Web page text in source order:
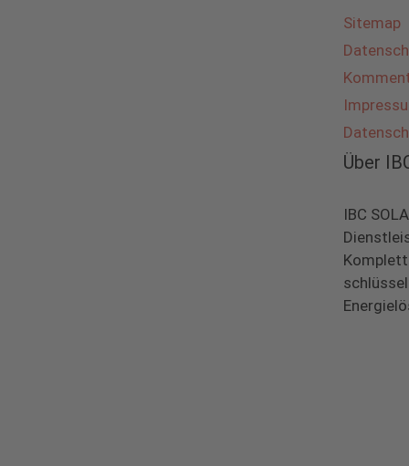
Sitemap
Über
IBC